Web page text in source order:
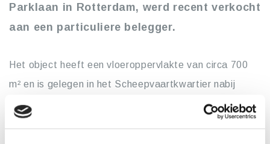
Parklaan in Rotterdam, werd recent verkocht
aan een particuliere belegger.
Het object heeft een vloeroppervlakte van circa 700
m² en is gelegen in het Scheepvaartkwartier nabij
restaurant Loos, The Harbour Club en de Kon.
Roeivereniging Oude Maas. Het object is sinds langere